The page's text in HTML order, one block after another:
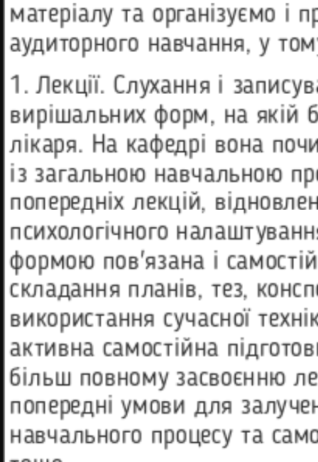
матеріалу та організуємо і
аудиторного навчання, у
1. Лекції. Слухання і
вирішальних форм, на якій
лікаря. На кафедрі вона
із загальною навчальною
попередніх лекцій,
психологічного
формою пов'язана і
складання планів, тез,
використання сучасної
активна самостійна
більш повному засвоєнню
попередні умови для
навчального процесу та